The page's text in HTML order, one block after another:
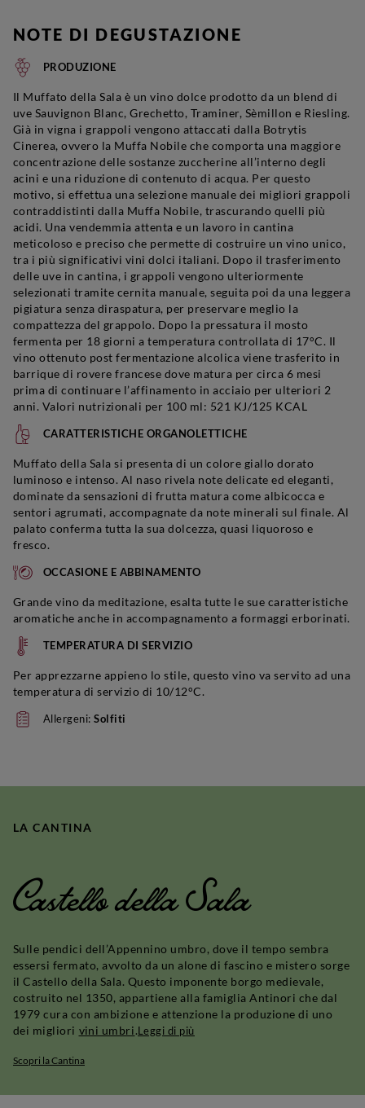
NOTE DI DEGUSTAZIONE
PRODUZIONE
Il Muffato della Sala è un vino dolce prodotto da un blend di
uve Sauvignon Blanc, Grechetto, Traminer, Sèmillon e Riesling.
Già in vigna i grappoli vengono attaccati dalla Botrytis
Cinerea, ovvero la Muffa Nobile che comporta una maggiore
concentrazione delle sostanze zuccherine all’interno degli
acini e una riduzione di contenuto di acqua. Per questo
motivo, si effettua una selezione manuale dei migliori grappoli
contraddistinti dalla Muffa Nobile, trascurando quelli più
acidi. Una vendemmia attenta e un lavoro in cantina
meticoloso e preciso che permette di costruire un vino unico,
tra i più significativi vini dolci italiani. Dopo il trasferimento
delle uve in cantina, i grappoli vengono ulteriormente
selezionati tramite cernita manuale, seguita poi da una leggera
pigiatura senza diraspatura, per preservare meglio la
compattezza del grappolo. Dopo la pressatura il mosto
fermenta per 18 giorni a temperatura controllata di 17°C. Il
vino ottenuto post fermentazione alcolica viene trasferito in
barrique di rovere francese dove matura per circa 6 mesi
prima di continuare l’affinamento in acciaio per ulteriori 2
anni. Valori nutrizionali per 100 ml: 521 KJ/125 KCAL
CARATTERISTICHE ORGANOLETTICHE
Muffato della Sala si presenta di un colore giallo dorato
luminoso e intenso. Al naso rivela note delicate ed eleganti,
dominate da sensazioni di frutta matura come albicocca e
sentori agrumati, accompagnate da note minerali sul finale. Al
palato conferma tutta la sua dolcezza, quasi liquoroso e
fresco.
OCCASIONE E ABBINAMENTO
Grande vino da meditazione, esalta tutte le sue caratteristiche
aromatiche anche in accompagnamento a formaggi erborinati.
TEMPERATURA DI SERVIZIO
Per apprezzarne appieno lo stile, questo vino va servito ad una
temperatura di servizio di 10/12°C.
Allergeni:Solfiti
LA CANTINA
Castello della Sala
Sulle pendici dell’Appennino umbro, dove il tempo sembra
essersi fermato, avvolto da un alone di fascino e mistero sorge
il Castello della Sala. Questo imponente borgo medievale,
costruito nel 1350, appartiene alla famiglia Antinori che dal
1979 cura con ambizione e attenzione la produzione di uno
dei migliori vini umbri.Leggi di più
Scopri la Cantina